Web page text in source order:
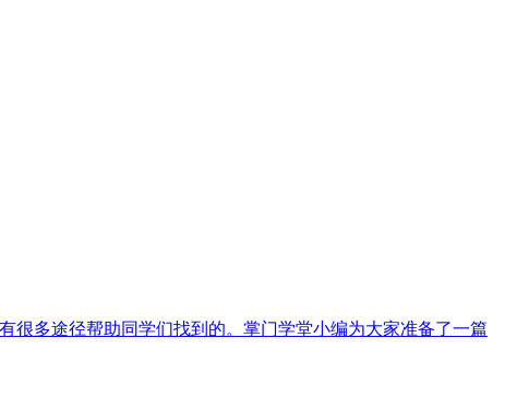
很多途径帮助同学们找到的。掌门学堂小编为大家准备了一篇